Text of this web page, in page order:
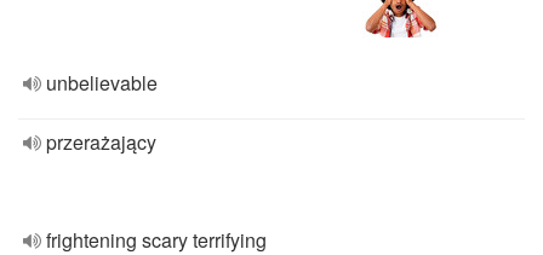
unbelievable
przerażający
frightening scary terrifying